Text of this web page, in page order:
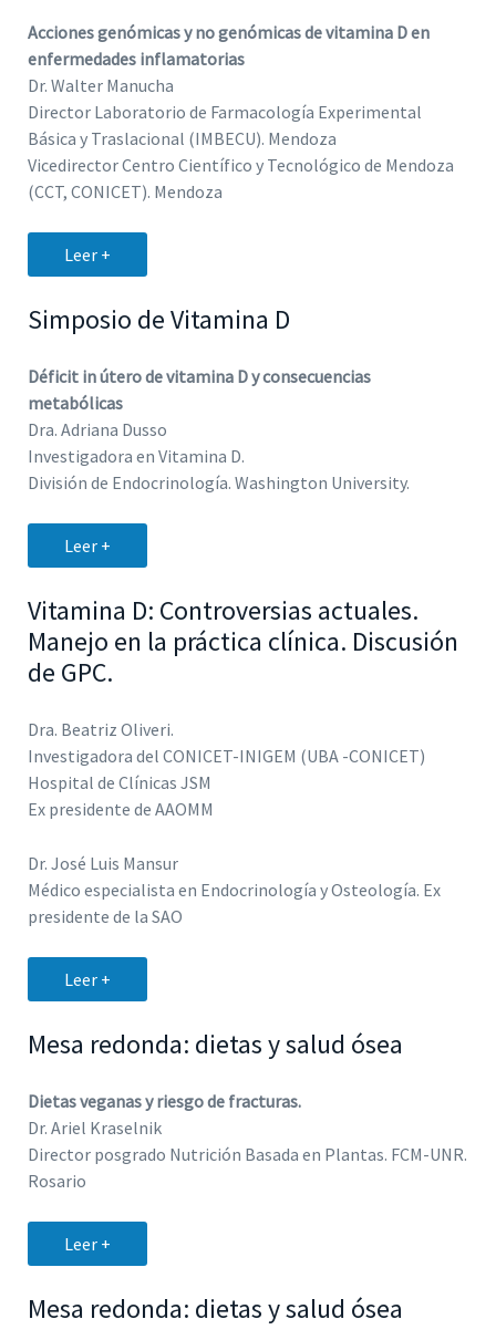
Acciones genómicas y no genómicas de vitamina D en
enfermedades inflamatorias
Dr. Walter Manucha
Director Laboratorio de Farmacología Experimental
Básica y Traslacional (IMBECU). Mendoza
Vicedirector Centro Científico y Tecnológico de Mendoza
(CCT, CONICET). Mendoza
Leer +
Simposio de Vitamina D
Déficit in útero de vitamina D y consecuencias
metabólicas
Dra. Adriana Dusso
Investigadora en Vitamina D.
División de Endocrinología. Washington University.
Leer +
Vitamina D: Controversias actuales.
Manejo en la práctica clínica. Discusión
de GPC.
Dra. Beatriz Oliveri.
Investigadora del CONICET-INIGEM (UBA -CONICET)
Hospital de Clínicas JSM
Ex presidente de AAOMM
Dr. José Luis Mansur
Médico especialista en Endocrinología y Osteología. Ex
presidente de la SAO
Leer +
Mesa redonda: dietas y salud ósea
Dietas veganas y riesgo de fracturas.
Dr. Ariel Kraselnik
Director posgrado Nutrición Basada en Plantas. FCM-UNR.
Rosario
Leer +
Mesa redonda: dietas y salud ósea